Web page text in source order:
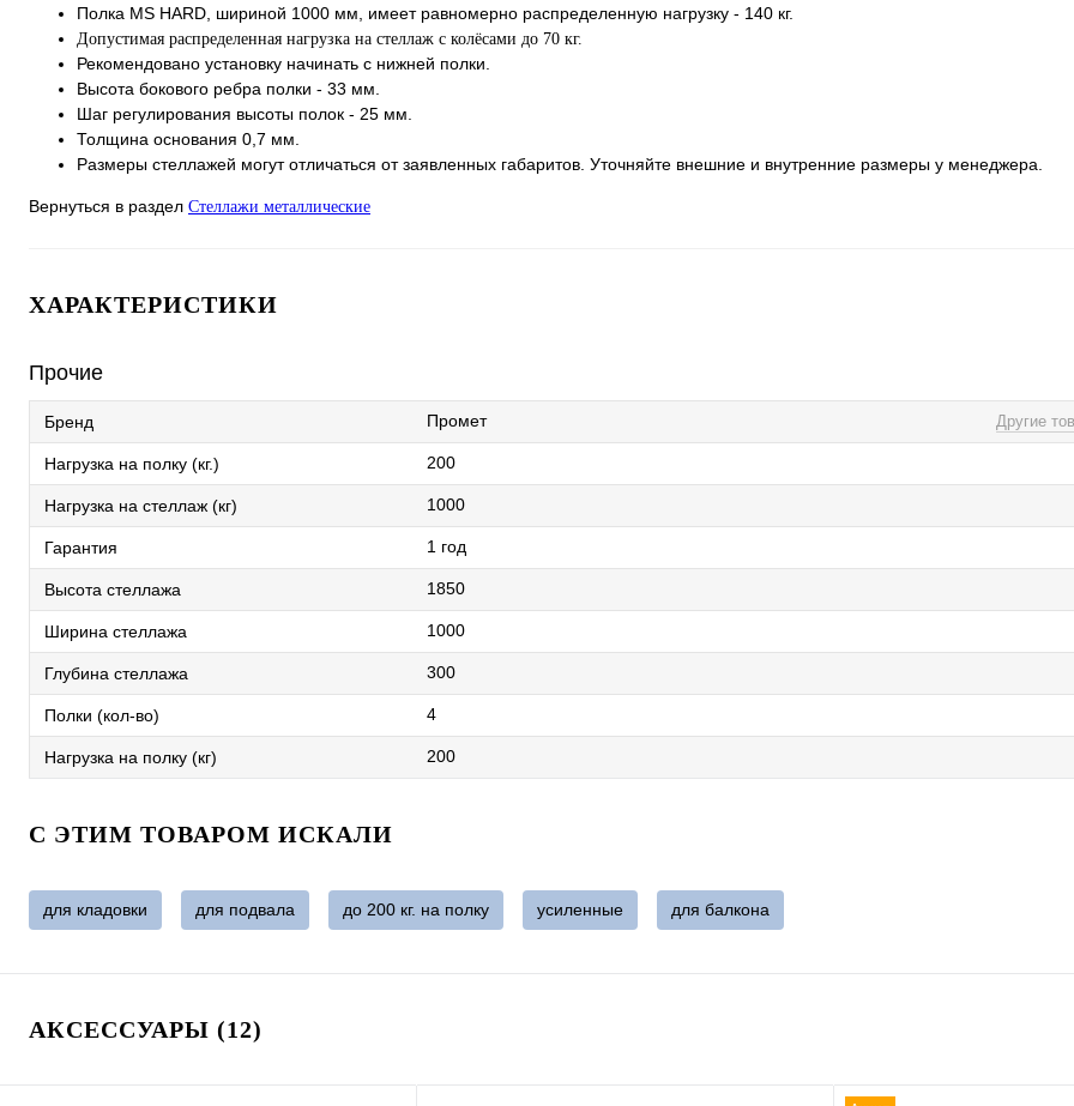
Полка MS HARD, шириной 1000 мм, имеет равномерно распределенную нагрузку - 140 кг.
Допустимая распределенная нагрузка на стеллаж с колёсами до 70 кг.
Рекомендовано установку начинать с нижней полки.
Высота бокового ребра полки - 33 мм.
Шаг регулирования высоты полок - 25 мм.
Толщина основания 0,7 мм.
Размеры стеллажей могут отличаться от заявленных габаритов. Уточняйте внешние и внутренние размеры у менеджера.
Вернуться в раздел Стеллажи металлические
ХАРАКТЕРИСТИКИ
Прочие
Бренд Промет Другие
Нагрузка на полку (кг.) 200
Нагрузка на стеллаж (кг) 1000
Гарантия 1 год
Высота стеллажа 1850
Ширина стеллажа 1000
Глубина стеллажа 300
Полки (кол-во) 4
Нагрузка на полку (кг) 200
C ЭТИМ ТОВАРОМ ИСКАЛИ
для кладовки для подвала до 200 кг. на полку усиленные для балкона
АКСЕССУАРЫ (12)